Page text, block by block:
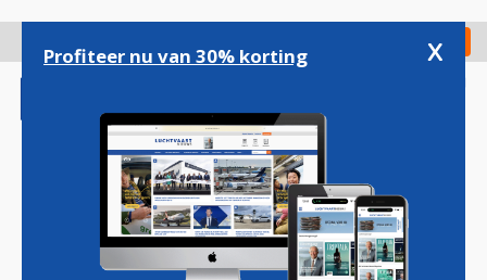
gaan
Check in
Magazine Podcasts Vacatures
Profiteer nu van 30% korting x